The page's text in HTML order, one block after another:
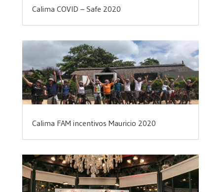
Calima COVID – Safe 2020
Calima FAM incentivos Mauricio 2020